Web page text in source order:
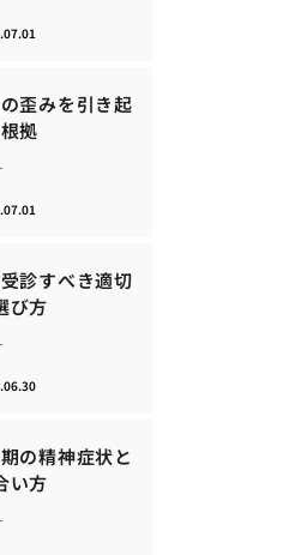
歪みを引き起
拠
診すべき適切
び方
の精神症状と
い方